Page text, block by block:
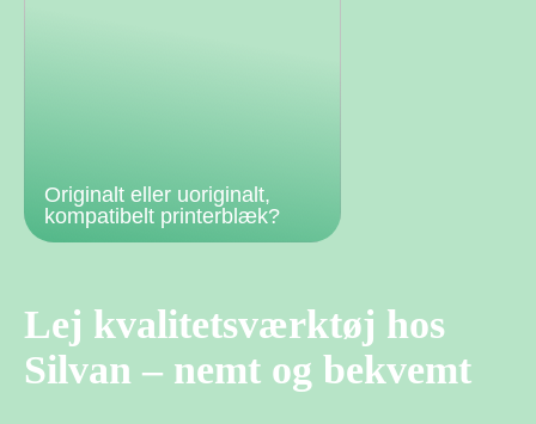
Originalt eller uoriginalt,
kompatibelt printerblæk?
Lej kvalitetsværktøj hos
Silvan – nemt og bekvemt